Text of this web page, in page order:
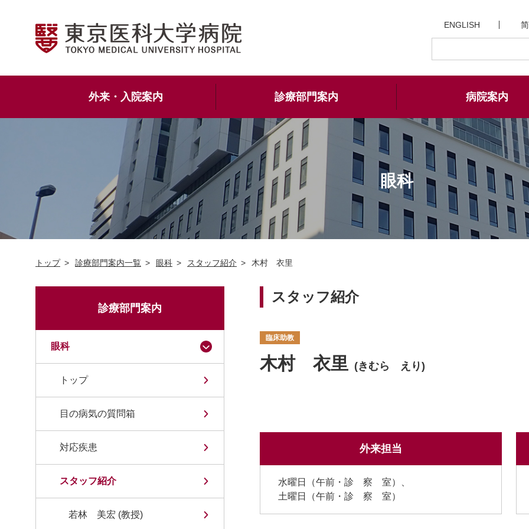
ENGLISH
外来・入院案内 診療部門案内 病院案内
眼科
トップ 診療部門案内一覧 眼科 スタッフ紹介 木村 衣里
スタッフ紹介
臨床助教
木村 衣里 (きむら えり)
外来担当
水曜日（午前・診 察 室）、
土曜日（午前・診 察 室）
診療部門案内
眼科
トップ
目の病気の質問箱
対応疾患
スタッフ紹介
若林 美宏 (教授)